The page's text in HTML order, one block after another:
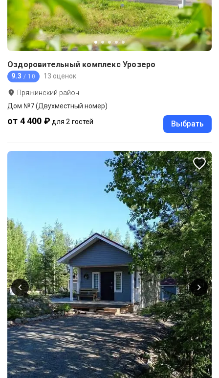
Оздоровительный комплекс Урозеро
9.3 / 10 13 оценок
Пряжинский район
Дом №7 (Двухместный номер)
от 4 400 ₽ для 2 гостей Выбрать